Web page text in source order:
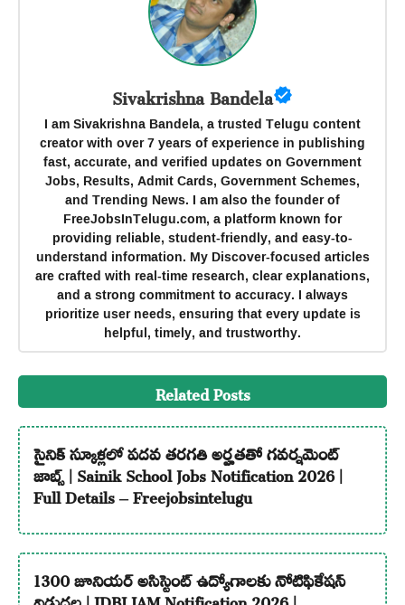
Sivakrishna Bandela
I am Sivakrishna Bandela, a trusted Telugu content
creator with over 7 years of experience in publishing
fast, accurate, and verified updates on Government
Jobs, Results, Admit Cards, Government Schemes,
and Trending News. I am also the founder of
FreeJobsInTelugu.com, a platform known for
providing reliable, student-friendly, and easy-to-
understand information. My Discover-focused articles
are crafted with real-time research, clear explanations,
and a strong commitment to accuracy. I always
prioritize user needs, ensuring that every update is
helpful, timely, and trustworthy.
Related Posts
సైనిక్ స్కూళ్లలో పదవ తరగతి అర్హతతో గవర్నమెంట్
జాబ్స్ | Sainik School Jobs Notification 2026 |
Full Details – Freejobsintelugu
1300 జూనియర్ అసిస్టెంట్ ఉద్యోగాలకు నోటిఫికేషన్